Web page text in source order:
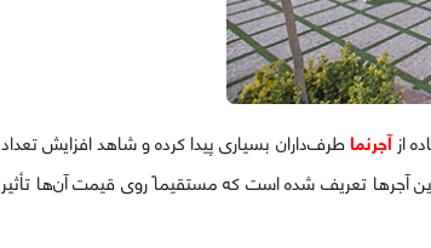
ازآجرنماطرف‌داران بسیاری پیدا کرده و شاهد افزایش تعداد
آجرها تعریف شده است که مستقیماً روی قیمت آن‌ها تأثیر